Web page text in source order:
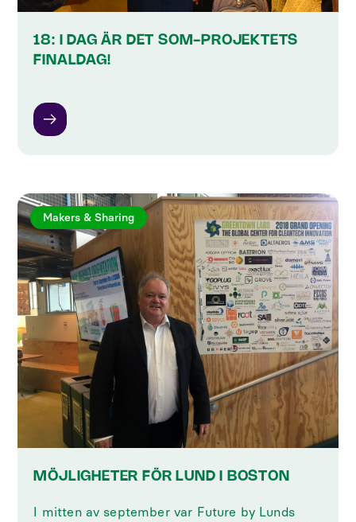
18: I DAG ÄR DET SOM-PROJEKTETS
FINALDAG!
Makers & Sharing
MÖJLIGHETER FÖR LUND I BOSTON
I mitten av september var Future by Lunds